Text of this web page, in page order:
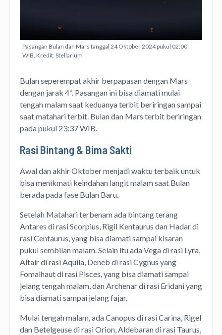
Pasangan Bulan dan Mars tanggal 24 Oktober 2024 pukul 02:00
WIB. Kredit: Stellarium
Bulan seperempat akhir berpapasan dengan Mars
dengan jarak 4º. Pasangan ini bisa diamati mulai
tengah malam saat keduanya terbit beriringan sampai
saat matahari terbit. Bulan dan Mars terbit beriringan
pada pukul 23:37 WIB.
Rasi Bintang & Bima Sakti
Awal dan akhir Oktober menjadi waktu terbaik untuk
bisa menikmati keindahan langit malam saat Bulan
berada pada fase Bulan Baru.
Setelah Matahari terbenam ada bintang terang
Antares di rasi Scorpius, Rigil Kentaurus dan Hadar di
rasi Centaurus, yang bisa diamati sampai kisaran
pukul sembilan malam. Selain itu ada Vega di rasi Lyra,
Altair di rasi Aquila, Deneb di rasi Cygnus yang
Fomalhaut di rasi Pisces, yang bisa diamati sampai
jelang tengah malam, dan Archenar di rasi Eridani yang
bisa diamati sampai jelang fajar.
Mulai tengah malam, ada Canopus di rasi Carina, Rigel
dan Betelgeuse di rasi Orion, Aldebaran di rasi Taurus,